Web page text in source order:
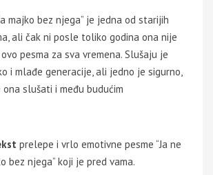
majko bez njega” je jedna od starijih
ali čak ni posle toliko godina ona nije
pesma za sva vremena. Slušaju je
i mlađe generacije, ali jedno je sigurno,
slušati i među budućim
prelepe i vrlo emotivne pesme “Ja ne
bez njega” koji je pred vama.